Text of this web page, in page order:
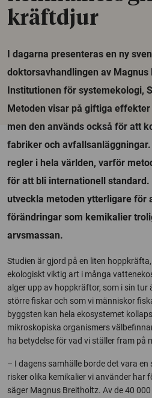
kräftdjur
I dagarna presenteras en ny
doktorsavhandlingen av Magnus
Institutionen för systemekologi,
Metoden visar på giftiga
men den används också för att
fabriker och
regler i hela världen, varför
för att bli internationell
utveckla metoden ytterligare för
förändringar som kemikalier
arvsmassan.
Studien är gjord på en liten
ekologiskt viktig art i många
alger upp av hoppkräftor, som i sin tur
större fiskar och som vi människor
byggsten kan hela ekosystemet
mikroskopiska organismers
ha betydelse för vad vi ställer fram på
– I dagens samhälle borde det vara
risker olika kemikalier vi använder har
säger Magnus Breitholtz. Av de 40